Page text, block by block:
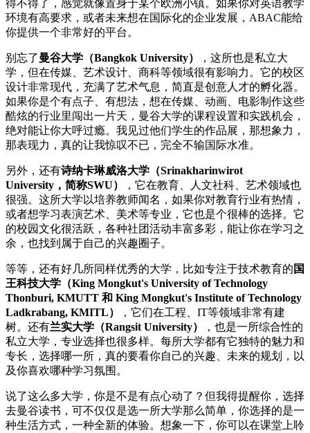
得不得了，感觉就像置身于某个欧洲小镇。如果你对英语教学
环境有高要求，或者未来想在国际化的企业发展，ABAC能给
你提供一个非常好的平台。
别忘了曼谷大学（Bangkok University）
，这所也是私立大
学，但在传媒、艺术设计、商科等领域很有影响力。它的校区
设计非常现代，充满了艺术气息，简直是创意人才的孵化器。
如果你是个有点子、有想法，想在传媒、动画、电影制作这些
酷炫的行业里闯出一片天，曼谷大学的课程设置和实践机会，
绝对能让你大呼过瘾。我见过他们学生的作品展，那想象力，
那表现力，真的让我惊叹不已，完全不输国际水准。
另外，还有诗纳卡琳威洛大学（Srinakharinwirot
University，简称SWU）
，它在教育、人文社科、艺术领域也
很强。这所大学以培养教师闻名，如果你对教育行业有热情，
或者想学习表演艺术、美术等专业，它也是个很棒的选择。它
的校园文化很活跃，各种社团活动丰富多彩，能让你在学习之
余，也找到属于自己的兴趣圈子。
等等，还有好几所同样优秀的大学，比如专注于技术教育的 国
王科技大学（King Mongkut's University of Technology
Thonburi, KMUTT 和 King Mongkut's Institute of Technology
Ladkrabang, KMITL）
，它们在工程、IT等领域非常有建
树。还有兰实大学（Rangsit University）
，也是一所综合性的
私立大学，专业选择也很多样。每所大学都有它独特的魅力和
专长，选择哪一所，真的要看你自己的兴趣、未来的规划，以
及你喜欢哪种学习氛围。
说了这么多大学，你是不是有点心动了？但我得提醒你，选择
去曼谷读书，可不仅仅是选一所大学那么简单，你选择的是一
种生活方式，一种全新的体验。想象一下，你可以在课堂上聆